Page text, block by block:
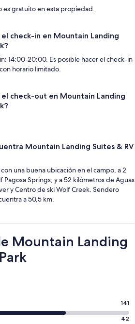
es gratuito en esta propiedad.
check-in en Mountain Landing
14:00-20:00. Es posible hacer el check-in
horario limitado.
el check-out en Mountain Landing
Mountain Landing Suites & RV
una buena ubicación en el campo, a 2
Pagosa Springs, y a 52 kilómetros de Aguas
y Centro de ski Wolf Creek. Sendero
a 50,5 km.
Mountain Landing
141
42